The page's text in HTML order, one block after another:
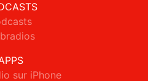
sur iPhone